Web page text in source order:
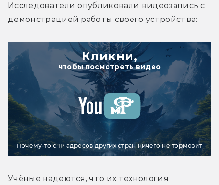
Исследователи опубликовали видеозапись с
демонстрацией работы своего устройства:
Кликни,
чтобы посмотреть видео
Почему-то с IP адресов других стран ничего не тормозит
Учёные надеются, что их технология